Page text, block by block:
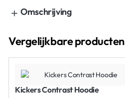
Omschrijving
Vergelijkbare producten
Kickers Contrast Hoodie